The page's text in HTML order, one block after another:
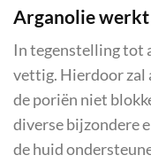
Arganolie werkt
In tegenstelling tot
vettig. Hierdoor zal
de poriën niet
diverse bijzondere
de huid